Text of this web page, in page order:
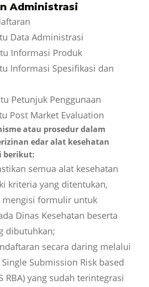
Administrasi
Data Administrasi
Informasi Produk
Informasi Spesifikasi dan
Petunjuk Penggunaan
Post Market Evaluation
atau prosedur dalam
edar alat kesehatan
berikut:
semua alat kesehatan
kriteria yang ditentukan,
formulir untuk
Dinas Kesehatan beserta
dibutuhkan;
secara daring melalui
Submission Risk based
RBA) yang sudah terintegrasi